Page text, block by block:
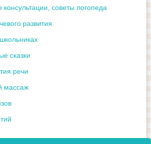
консультации, советы логопеда
развития
сказки
речи
массаж